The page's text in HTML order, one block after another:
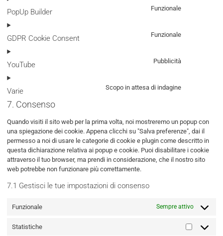
PopUp Builder
Funzionale
GDPR Cookie Consent
Funzionale
YouTube
Pubblicità
Varie
Scopo in attesa di indagine
varie
7. Consenso
Quando visiti il sito web per la prima volta, noi mostreremo un popup con
una spiegazione dei cookie. Appena clicchi su "Salva preferenze", dai il
permesso a noi di usare le categorie di cookie e plugin come descritto in
questa dichiarazione relativa ai popup e cookie. Puoi disabilitare i cookie
attraverso il tuo browser, ma prendi in considerazione, che il nostro sito
web potrebbe non funzionare più correttamente.
7.1 Gestisci le tue impostazioni di consenso
Funzionale Sempre attivo
Statistiche Statistiche